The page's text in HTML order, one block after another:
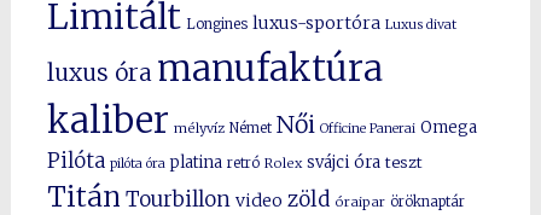
Limitált Longines luxus-sportóra Luxus divat
luxus óra manufaktúra
kaliber mélyvíz Német Női Officine Panerai Omega
Pilóta pilóta óra platina retró Rolex svájci óra teszt
Titán Tourbillon video zöld óraipar öröknaptár